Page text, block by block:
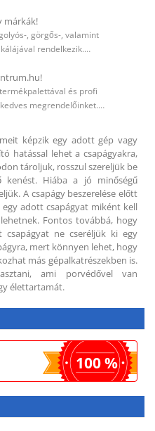
márkák!
, görgős-, valamint
rendelkezik.…
és profi
megrendelőinket.…
képzik egy adott gép vagy
hatással lehet a csapágyakra,
tároljuk, rosszul szereljük be
Hiába a jó minőségű
A csapágy beszerelése előtt
adott csapágyat miként kell
Fontos továbbá, hogy
ne cseréljük ki egy
mert könnyen lehet, hogy
más gépalkatrészekben is.
ami porvédővel van
élettartamát.
100 %